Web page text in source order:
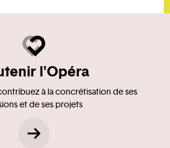
l'Opéra
à la concrétisation de ses
et de ses projets